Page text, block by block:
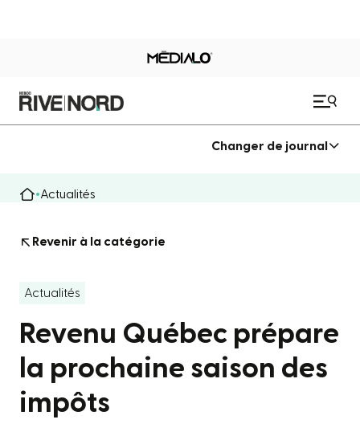
Changer de journal
Actualités
Revenir à la catégorie
Actualités
Revenu Québec prépare
la prochaine saison des
impôts